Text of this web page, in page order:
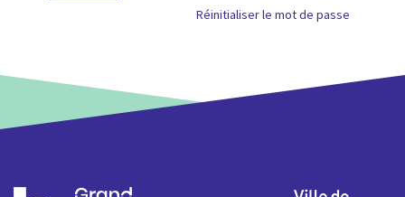
Réinitialiser le mot de passe